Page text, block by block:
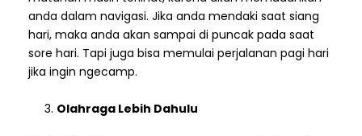
anda dalam navigasi. Jika anda mendaki saat siang
hari, maka anda akan sampai di puncak pada saat
sore hari. Tapi juga bisa memulai perjalanan pagi hari
jika ingin ngecamp.
Olahraga Lebih Dahulu